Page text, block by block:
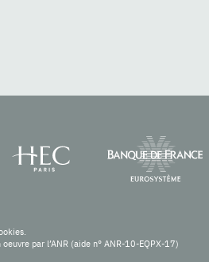
par l’ANR (aide n° ANR-10-EQPX-17)